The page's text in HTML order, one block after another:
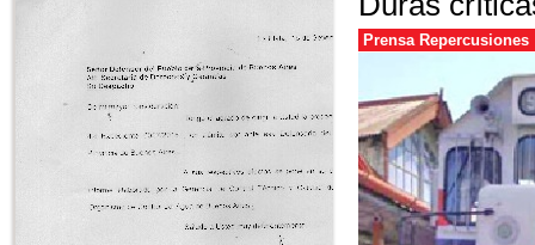
Prensa Repercusiones